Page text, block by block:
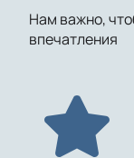
Нам важно,
впечатления